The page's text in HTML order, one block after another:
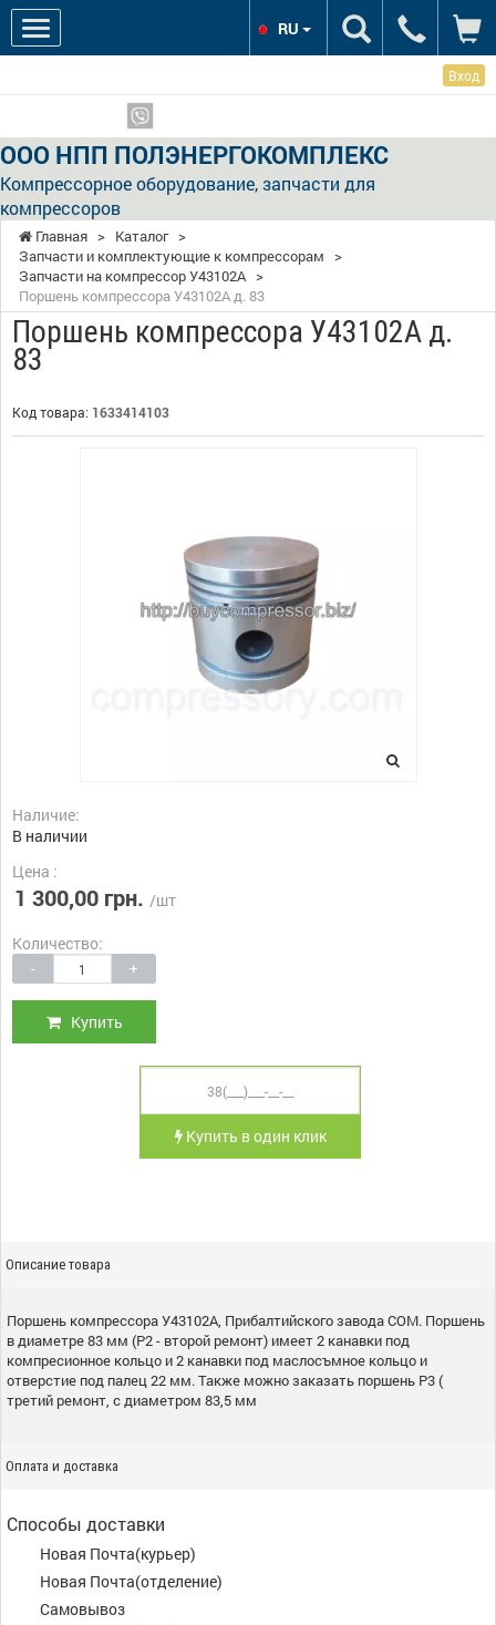
Вход
ООО НПП ПОЛЭНЕРГОКОМПЛЕКС
Компрессорное оборудование, запчасти для
компрессоров
RU
Главная > Каталог >
Запчасти и комплектующие к компрессорам
>
Запчасти на компрессор У43102А >
Поршень компрессора У43102А д. 83
Поршень компрессора У43102А д.
83
Код товара: 1633414103
Наличие:
В наличии
Цена :
1 300,00 грн. /шт
Количество:
- +
Купить
Купить в один клик
Описание товара
Поршень компрессора У43102А, Прибалтийского завода СОМ. Поршень
в диаметре 83 мм (Р2 - второй ремонт) имеет 2 канавки под
компресионное кольцо и 2 канавки под маслосъмное кольцо и
отверстие под палец 22 мм. Также можно заказать поршень Р3 (
третий ремонт, с диаметром 83,5 мм
Оплата и доставка
Способы доставки
Новая Почта(курьер)
Новая Почта(отделение)
Самовывоз